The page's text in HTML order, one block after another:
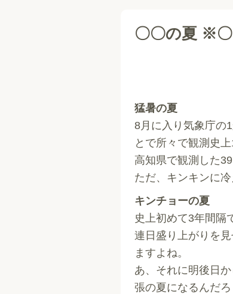
〇〇の夏 ※
猛暑の夏
8月に入り気象庁の
とで所々で観測史
高知県で観測した
ただ、キンキンに
キンチョーの夏
史上初めて3年間隔
連日盛り上がりを
ますよね。
あ、それに明後日
張の夏になるんだ